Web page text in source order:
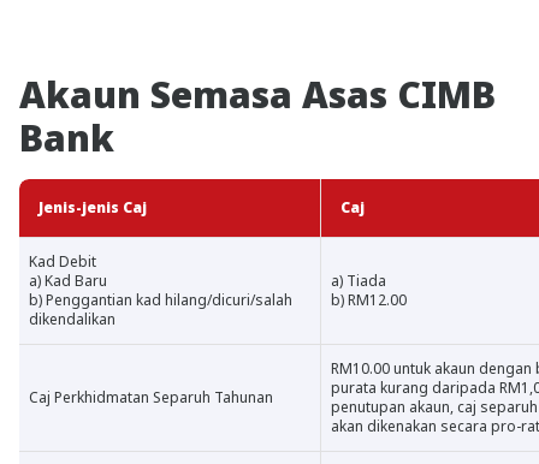
Akaun Semasa Asas CIMB
Bank
Jenis-jenis Caj Caj
Kad Debit
a) Kad Baru
b) Penggantian kad hilang/dicuri/salah
dikendalikan
a) Tiada
b) RM12.00
Caj Perkhidmatan Separuh Tahunan
RM10.00 untuk akaun dengan
purata kurang daripada
penutupan akaun, caj
akan dikenakan secara pro-